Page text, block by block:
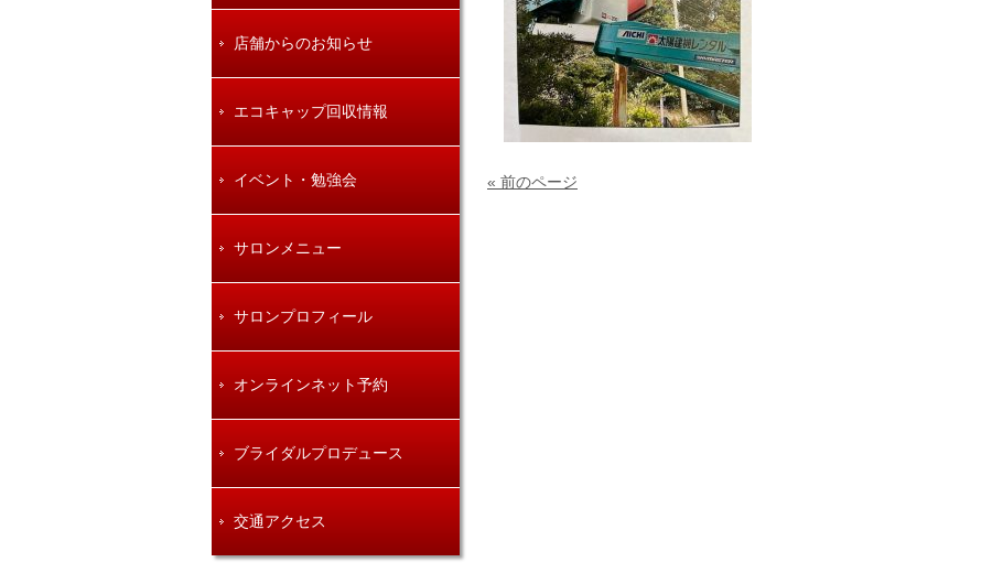
« 前のページ
店舗からのお知らせ
エコキャップ回収情報
イベント・勉強会
サロンメニュー
サロンプロフィール
オンラインネット予約
ブライダルプロデュース
交通アクセス